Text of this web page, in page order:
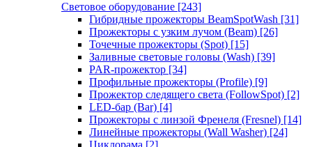
Световое оборудование [243]
Гибридные прожекторы BeamSpotWash [31]
Прожекторы с узким лучом (Beam) [26]
Точечные прожекторы (Spot) [15]
Заливные световые головы (Wash) [39]
PAR-прожектор [34]
Профильные прожекторы (Profile) [9]
Прожектор следящего света (FollowSpot) [2]
LED-бар (Bar) [4]
Прожекторы с линзой Френеля (Fresnel) [14]
Линейные прожекторы (Wall Washer) [24]
Циклорама [2]